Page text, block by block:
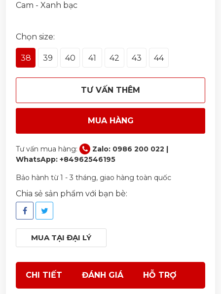
Cam - Xanh bạc
Chọn size:
38 39 40 41 42 43 44
TƯ VẤN THÊM
MUA HÀNG
Tư vấn mua hàng:
Zalo: 0986 200 022 |
WhatsApp: +84962546195
Bảo hành từ 1 - 3 tháng, giao hàng toàn quốc
Chia sẻ sản phẩm với bạn bè:
MUA TẠI ĐẠI LÝ
CHI TIẾT ĐÁNH GIÁ HỖ TRỢ